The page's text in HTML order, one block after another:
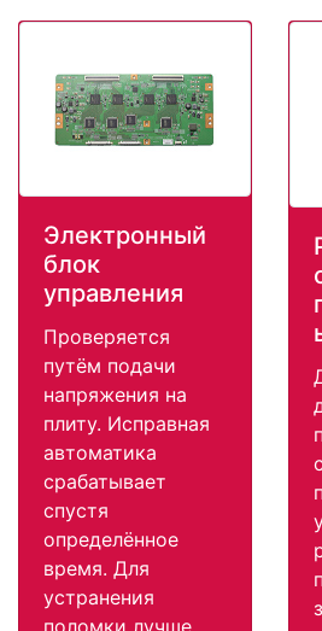
Электронный
блок
управления
Проверяется
путём подачи
напряжения на
плиту. Исправная
автоматика
срабатывает
спустя
определённое
время. Для
устранения
поломки лучше